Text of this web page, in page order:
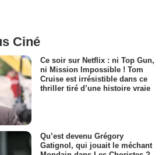
Ciné
Ce soir sur Netflix : ni Top Gun,
ni Mission Impossible ! Tom
Cruise est irrésistible dans ce
thriller tiré d’une histoire vraie
Qu’est devenu Grégory
Gatignol, qui jouait le méchant